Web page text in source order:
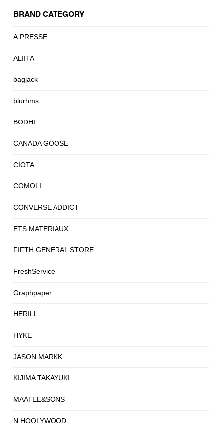
BRAND CATEGORY
A.PRESSE
ALIITA
bagjack
blurhms
BODHI
CANADA GOOSE
CIOTA
COMOLI
CONVERSE ADDICT
ETS.MATERIAUX
FIFTH GENERAL STORE
FreshService
Graphpaper
HERILL
HYKE
JASON MARKK
KIJIMA TAKAYUKI
MAATEE&SONS
N.HOOLYWOOD